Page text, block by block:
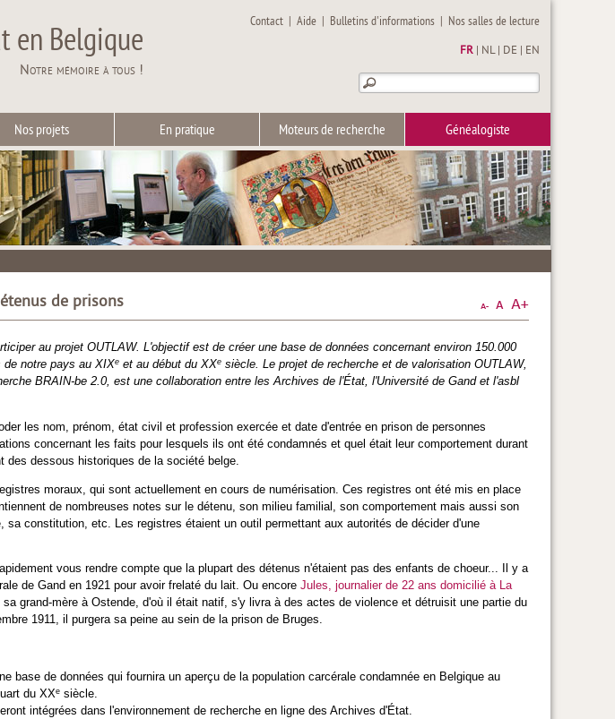
en Belgique
Notre mémoire à tous !
Contact |Aide | Bulletins d'informations | Nos salles de lecture
FR NL| DE EN
Nos projets En pratique Moteurs de recherche Généalogiste
de prisons
au projet OUTLAW. L'objectif est de créer une base de données concernant environ 150.000
de notre pays au XIXe et au début du XXe siècle. Le projet de recherche et de valorisation OUTLAW,
BRAIN-be 2.0, est une collaboration entre les Archives de l'État, l'Université de Gand et l'asbl
les nom, prénom, état civil et profession exercée et date d'entrée en prison de personnes
concernant les faits pour lesquels ils ont été condamnés et quel était leur comportement durant
des dessous historiques de la société belge.
moraux, qui sont actuellement en cours de numérisation. Ces registres ont été mis en place
de nombreuses notes sur le détenu, son milieu familial, son comportement mais aussi son
sa constitution, etc. Les registres étaient un outil permettant aux autorités de décider d'une
vous rendre compte que la plupart des détenus n'étaient pas des enfants de choeur... Il y a
de Gand en 1921 pour avoir frelaté du lait. Ou encore Jules, journalier de 22 ans domicilié à La
grand-mère à Ostende, d'où il était natif, s'y livra à des actes de violence et détruisit une partie du
1911, il purgera sa peine au sein de la prison de Bruges.
base de données qui fournira un aperçu de la population carcérale condamnée en Belgique au
du XXe siècle.
intégrées dans l'environnement de recherche en ligne des Archives d'État.